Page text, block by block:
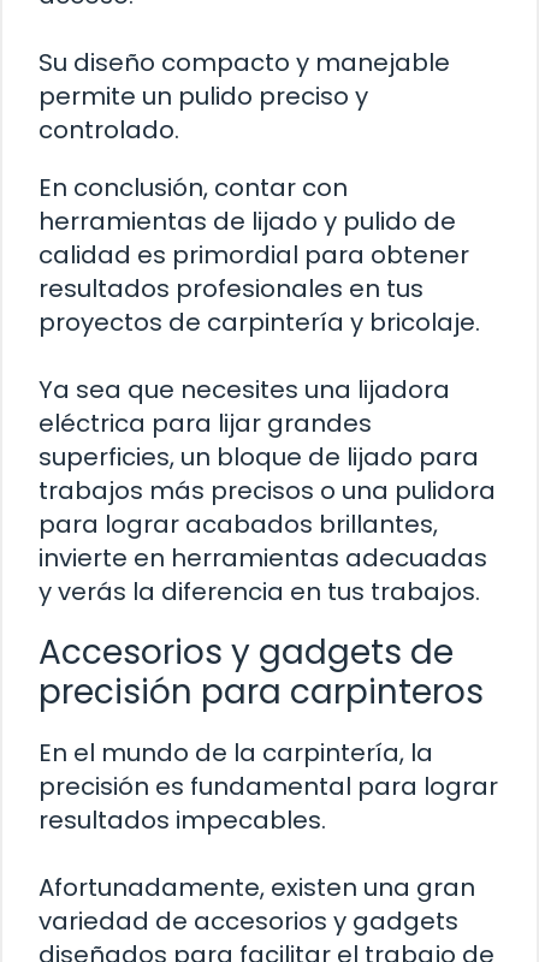
Su diseño compacto y manejable
permite un pulido preciso y
controlado.
En conclusión, contar con
herramientas de lijado y pulido de
calidad es primordial para obtener
resultados profesionales en tus
proyectos de carpintería y bricolaje.
Ya sea que necesites una lijadora
eléctrica para lijar grandes
superficies, un bloque de lijado para
trabajos más precisos o una pulidora
para lograr acabados brillantes,
invierte en herramientas adecuadas
y verás la diferencia en tus trabajos.
Accesorios y gadgets de
precisión para carpinteros
En el mundo de la carpintería, la
precisión es fundamental para lograr
resultados impecables.
Afortunadamente, existen una gran
variedad de accesorios y gadgets
diseñados para facilitar el trabajo de